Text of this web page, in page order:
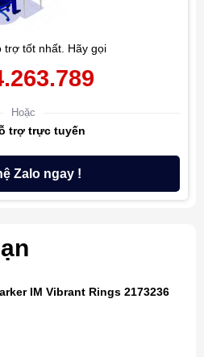
tốt nhất. Hãy gọi
Hoặc
trợ trực tuyến
Zalo ngay !
IM Vibrant Rings 2173236